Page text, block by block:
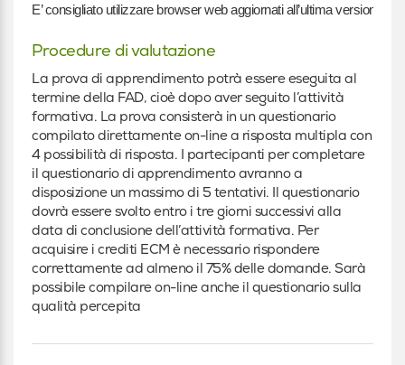
E’ consigliato utilizzare browser web aggiornati all’ultima versione.
Procedure di valutazione
La prova di apprendimento potrà essere eseguita al
termine della FAD, cioè dopo aver seguito l’attività
formativa. La prova consisterà in un questionario
compilato direttamente on-line a risposta multipla con
4 possibilità di risposta. I partecipanti per completare
il questionario di apprendimento avranno a
disposizione un massimo di 5 tentativi. Il questionario
dovrà essere svolto entro i tre giorni successivi alla
data di conclusione dell’attività formativa. Per
acquisire i crediti ECM è necessario rispondere
correttamente ad almeno il 75% delle domande. Sarà
possibile compilare on-line anche il questionario sulla
qualità percepita